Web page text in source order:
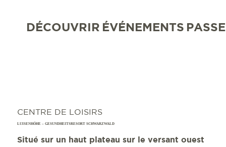
DÉCOUVRIR ÉVÉNEMENTS
CENTRE DE LOISIRS
LUISENHÖHE – GESUNDHEITSRESORT SCHWARZWALD
Situé sur un haut plateau sur le versant ouest